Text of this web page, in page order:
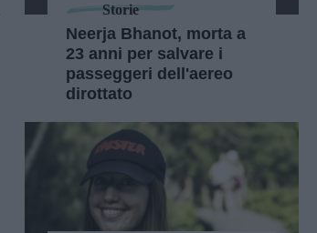
Storie
Neerja Bhanot, morta a
23 anni per salvare i
passeggeri dell'aereo
dirottato